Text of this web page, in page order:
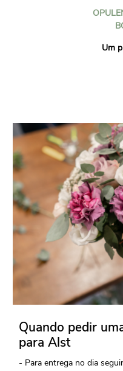
Um
Quando pedir
para Alst
- Para entrega no dia